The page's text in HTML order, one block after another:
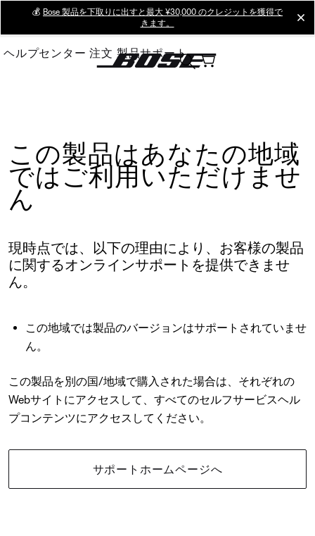
Main
💰 Bose 製品を下取りに出すと最大 ¥30,000 のクレジットを獲得で
きます。
ヘルプセンター 注文 製品サポート
この製品はあなたの地域
ではご利用いただけませ
ん
現時点では、以下の理由により、お客様の製品
に関するオンラインサポートを提供できませ
ん。
この地域では製品のバージョンはサポートされていませ
ん。
この製品を別の国/地域で購入された場合は、それぞれの
Webサイトにアクセスして、すべてのセルフサービスヘル
プコンテンツにアクセスしてください。
サポートホームページへ